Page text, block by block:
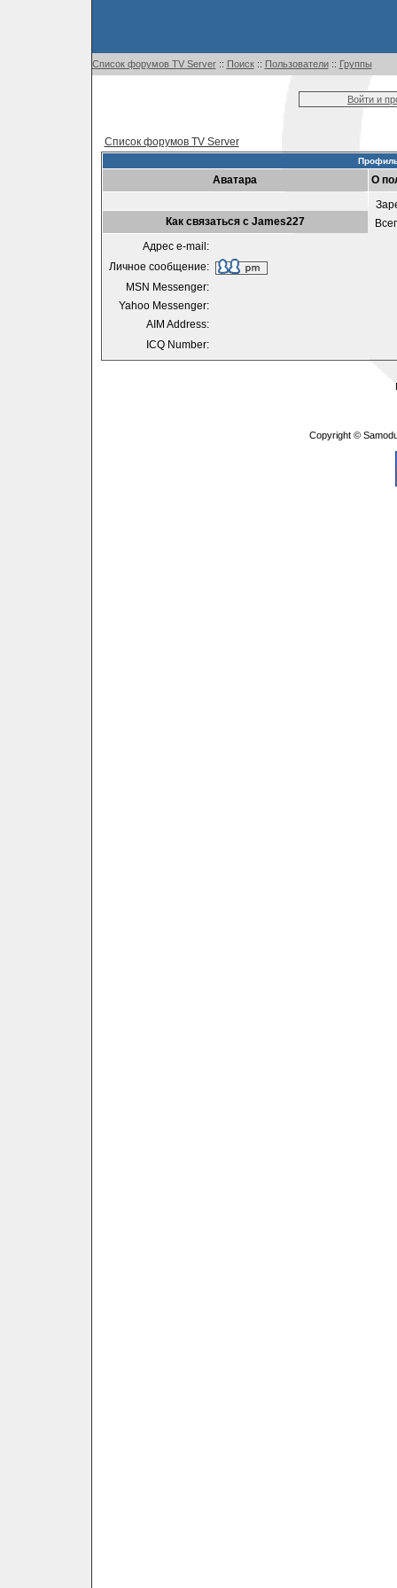
Список форумов TV Server:: Поиск:: Пользователи:: Группы
Войти и
Список форумов TV Server
Аватара
О
Как связаться с James227
Адрес e-mail:
Личное сообщение:
MSN Messenger:
Yahoo Messenger:
AIM Address:
ICQ Number:
Copyright ©